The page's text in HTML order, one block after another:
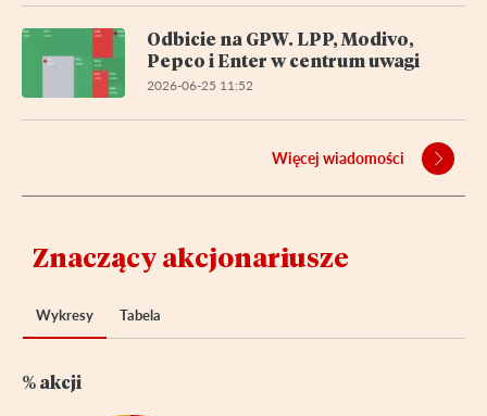
Znaczący akcjonariusze
Wykresy Tabela
% akcji
Odbicie na GPW. LPP, Modivo,
Pepco i Enter w centrum uwagi
2026-06-25 11:52
Więcej wiadomości